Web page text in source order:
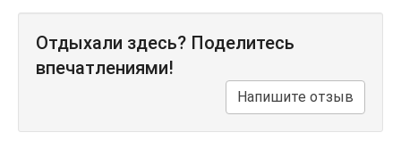
Отдыхали здесь? Поделитесь
впечатлениями!
Напишите отзыв